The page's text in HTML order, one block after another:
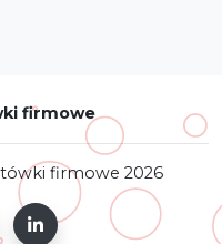
firmowe
firmowe 2026